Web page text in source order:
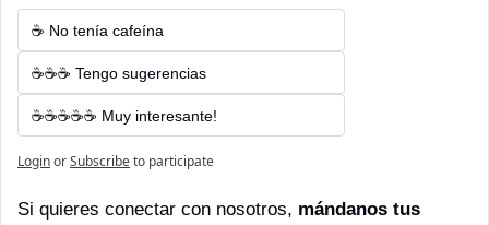
☕ No tenía cafeína
☕☕☕ Tengo sugerencias
☕☕☕☕☕ Muy interesante!
LoginorSubscribeto participate
Si quieres conectar con nosotros, mándanos tus